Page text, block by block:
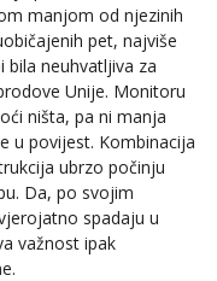
manjom od njezinih
pet, najviše
bila neuhvatljiva za
Unije. Monitoru
ništa, pa ni manja
u povijest. Kombinacija
ubrzo počinju
Da, po svojim
spadaju u
važnost ipak